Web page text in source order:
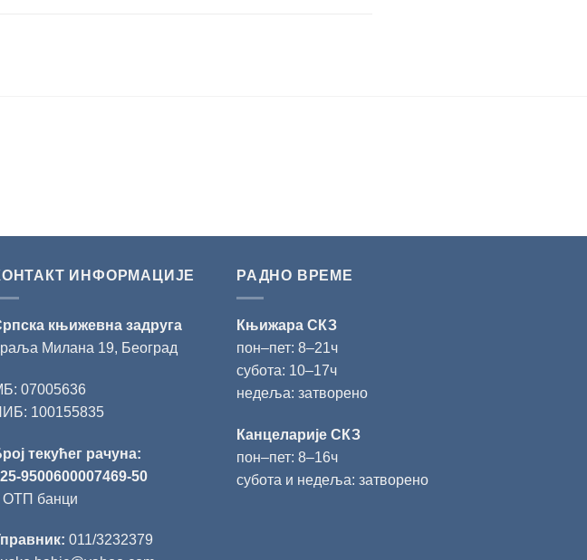
ИНФОРМАЦИЈЕ
књижевна задруга
Милана 19, Београд
07005636
100155835
текућег рачуна:
9500600007469-50
ОТП банци
011/3232379
РАДНО ВРЕМЕ
Књижара СКЗ
пон‒пет: 8‒21ч
субота: 10‒17ч
недеља: затворено
Канцеларије СКЗ
пон‒пет: 8‒16ч
субота и недеља: затворено